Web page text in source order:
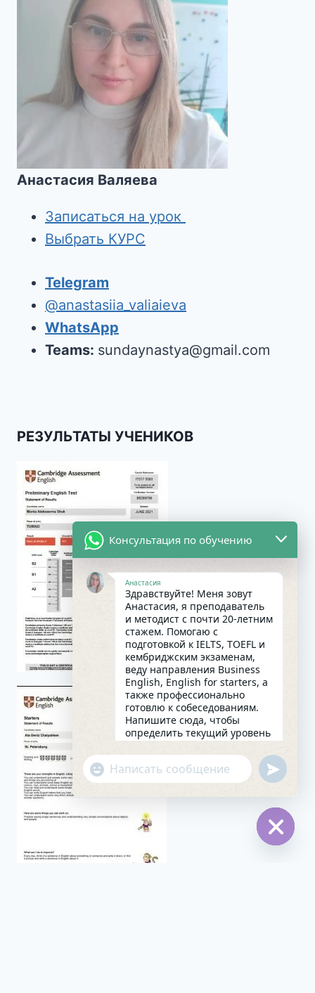
Анастасия Валяева
Записаться на урок
Выбрать КУРС
Telegram
@anastasiia_valiaieva
WhatsApp
Teams: sundaynastya@gmail.com
РЕЗУЛЬТАТЫ УЧЕНИКОВ
Консультация по обучению
Анастасия
Здравствуйте! Меня зовут
Анастасия, я преподаватель
и методист с почти 20-летним
стажем. Помогаю с
подготовкой к IELTS, TOEFL и
кембриджским экзаменам,
веду направления Business
English, English for starters, а
также профессионально
готовлю к собеседованиям.
Напишите сюда, чтобы
определить текущий уровень
английского и составить
индивидуальный план
занятий. Какова главная цель
в изучении языка на
"+chaty_settings.lang.emoji_picker+"
WhatsApp
Message